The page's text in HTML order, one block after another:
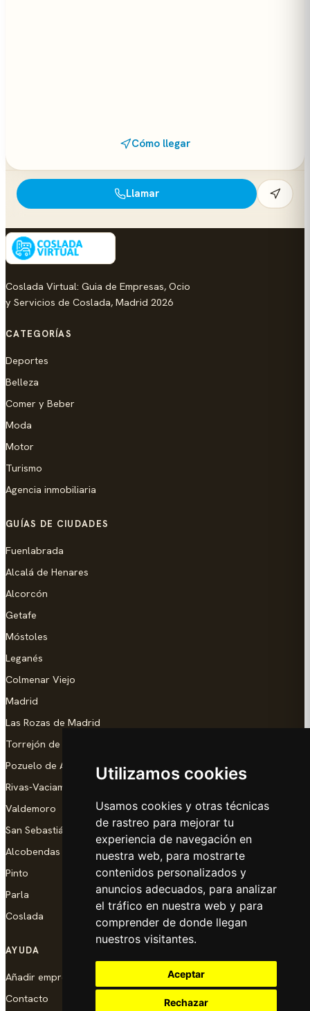
Utilizamos cookies
Usamos cookies y otras técnicas
de rastreo para mejorar tu
experiencia de navegación en
nuestra web, para mostrarte
contenidos personalizados y
anuncios adecuados, para analizar
el tráfico en nuestra web y para
comprender de donde llegan
nuestros visitantes.
Aceptar
Rechazar
Cómo llegar
Llamar
Coslada Virtual: Guia de Empresas, Ocio
y Servicios de Coslada, Madrid 2026
CATEGORÍAS
Deportes
Belleza
Comer y Beber
Moda
Motor
Turismo
Agencia inmobiliaria
GUÍAS DE CIUDADES
Fuenlabrada
Alcalá de Henares
Alcorcón
Getafe
Móstoles
Leganés
Colmenar Viejo
Madrid
Las Rozas de Madrid
Torrejón de Ardoz
Pozuelo de Alarcón
Rivas-Vaciamadrid
Valdemoro
San Sebastián de los Reyes
Alcobendas
Pinto
Parla
Coslada
AYUDA
Añadir empresa
Contacto